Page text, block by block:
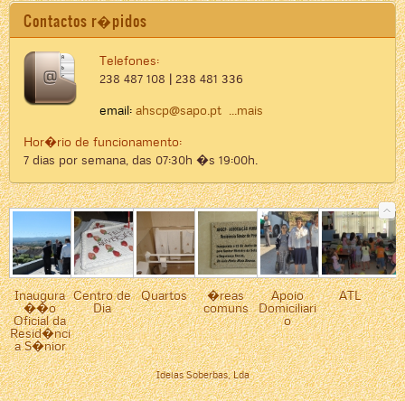
Contactos r�pidos
Telefones:
238 487 108 | 238 481 336
email: ahscp@sapo.pt ...mais
Hor�rio de funcionamento:
7 dias por semana, das 07:30h �s 19:00h.
Inaugura
��o
Oficial da
Resid�nci
a S�nior
Centro de
Dia
Quartos �reas
comuns
Apoio
Domiciliari
o
ATL
Ideias Soberbas, Lda